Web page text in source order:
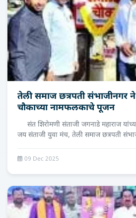
तेली समाज छत्रपती संभाजीनगर
चौकाच्या नामफलकाचे पूजन
संत शिरोमणी संताजी जगनाडे महाराज
जय संताजी युवा मंच, तेली समाज छत्रपती
09 Dec 2025